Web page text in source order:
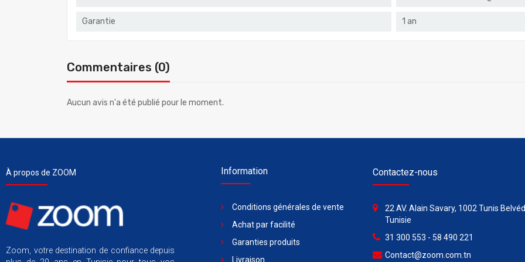
Garantie 1 an
Commentaires (0)
Aucun avis n'a été publié pour le moment.
À propos de ZOOM
Zoom, votre destination de confiance depuis
Information
Conditions générales de vente
Achat par facilité
Garanties produits
Livraison
Contactez-nous
22 AV. Alain Savary, 1002 Tunis
Tunisie
31 300 553 - 58 490 221
Contact@zoom.com.tn